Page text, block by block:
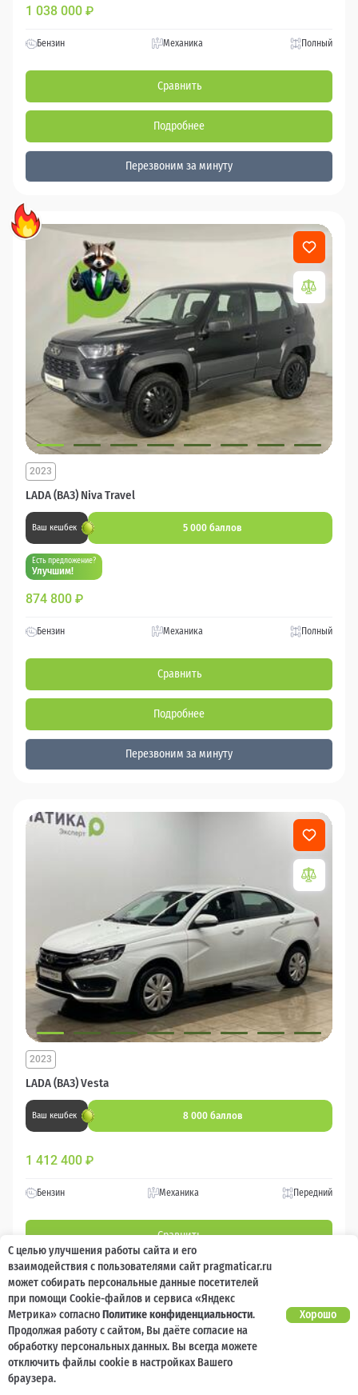
1 038 000 ₽
Бензин Механика Полный
Сравнить
Подробнее
Перезвоним за минуту
LADA (ВАЗ) Niva Travel
2023
Ваш кешбек 5 000 баллов
Есть предложение?
Улучшим!
874 800 ₽
Бензин Механика Полный
Сравнить
Подробнее
Перезвоним за минуту
LADA (ВАЗ) Vesta
2023
Ваш кешбек 8 000 баллов
1 412 400 ₽
Бензин Механика Передний
Сравнить
Подробнее
Перезвоним за минуту
С целью улучшения работы сайта и его
взаимодействия с пользователями сайт pragmaticar.ru
может собирать персональные данные посетителей
при помощи Cookie-файлов и сервиса «Яндекс
Метрика» согласноПолитике конфиденциальности.
Продолжая работу с сайтом, Вы даёте согласие на
обработку персональных данных. Вы всегда можете
отключить файлы cookie в настройках Вашего
браузера.
Хорошо